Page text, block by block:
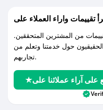
من المشترين المتحققين.
حول خدمتنا وتعلم من
تجاربهم.